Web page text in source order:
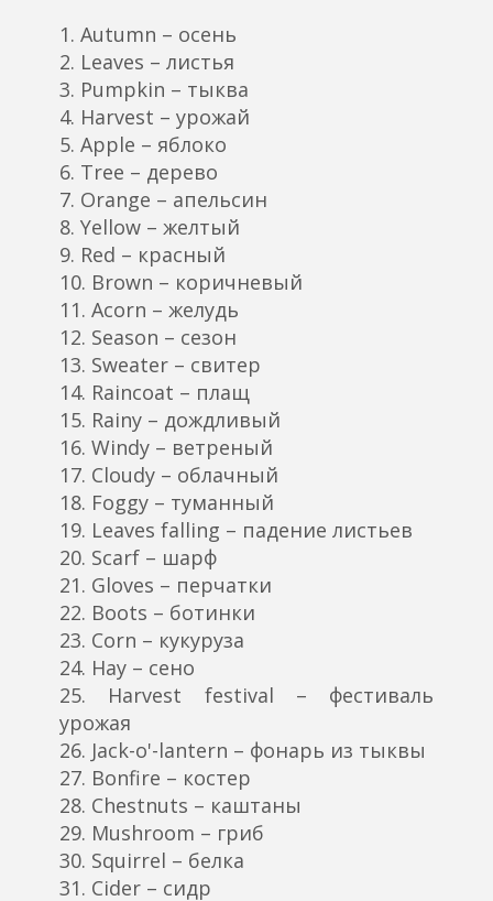
1. Autumn – осень
2. Leaves – листья
3. Pumpkin – тыква
4. Harvest – урожай
5. Apple – яблоко
6. Tree – дерево
7. Orange – апельсин
8. Yellow – желтый
9. Red – красный
10. Brown – коричневый
11. Acorn – желудь
12. Season – сезон
13. Sweater – свитер
14. Raincoat – плащ
15. Rainy – дождливый
16. Windy – ветреный
17. Cloudy – облачный
18. Foggy – туманный
19. Leaves falling – падение листьев
20. Scarf – шарф
21. Gloves – перчатки
22. Boots – ботинки
23. Corn – кукуруза
24. Hay – сено
25. Harvest festival – фестиваль
урожая
26. Jack-o'-lantern – фонарь из тыквы
27. Bonfire – костер
28. Chestnuts – каштаны
29. Mushroom – гриб
30. Squirrel – белка
31. Cider – сидр